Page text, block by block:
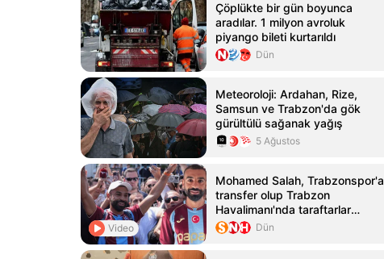
Çöplükte bir gün boyunca
aradılar. 1 milyon avroluk
piyango bileti kurtarıldı
Dün
Meteoroloji: Ardahan, Rize,
Samsun ve Trabzon'da gök
gürültülü sağanak yağış
5 Ağustos
Video
Mohamed Salah, Trabzonspor'a
transfer olup Trabzon
Havalimanı'nda taraftarlar
tarafından karşılandı
Dün